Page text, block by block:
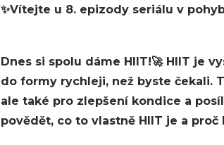
✨Vítejte u 8. epizody seriálu v
Dnes si spolu dáme HIIT!🚀 HIIT je
do formy rychleji, než byste čekali.
ale také pro zlepšení kondice a
povědět, co to vlastně HIIT je a